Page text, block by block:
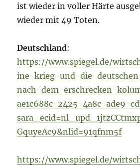
ist wieder in voller Härte
wieder mit 49 Toten.
Deutschland:
https://www.spiegel.de/
ine-krieg-und-die-
nach-dem-erschrecken-
ae1c688c-2425-4a8c-ade9-
GquyeAc9&nlid=91qfnm5f
https://www.spiegel.de/